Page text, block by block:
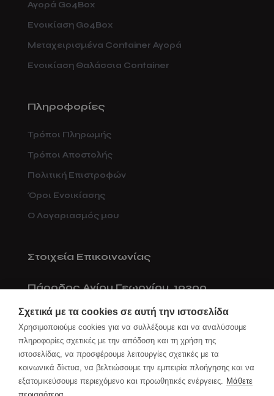
Σχετικά με τα cookies σε αυτή την ιστοσελίδα
Χρησιμοποιούμε cookies για να συλλέξουμε και να αναλύσουμε
πληροφορίες σχετικές με την απόδοση και τη χρήση της
ιστοσελίδας, να προσφέρουμε λειτουργίες σχετικές με τα
κοινωνικά δίκτυα, να βελτιώσουμε την εμπειρία πλοήγησης και να
εξατομικεύσουμε περιεχόμενο και προωθητικές ενέργειες. Μάθετε
Αγορά Go4Box
Ενοικίαση Go4Box
Μεταχειρισμένα Container Αγορά
Ενοικίαση Θαλάσσια Container
Πληροφορίες
Τρόποι Πληρωμής
Τρόποι Αποστολής
Πολιτική Επιστροφών
Όροι Ενοικίασης
Ο Λογαριασμός μου
Στοιχεία Επικοινωνίας
Πάροδος Αγίου Γεωργίου, 19300
211 777 00 40
6932605340
info@go4box.gr